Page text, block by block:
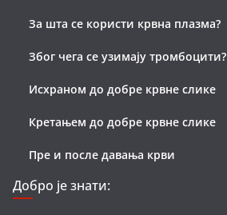
За шта се користи крвна плазма?
Због чега се узимају тромбоцити?
Исхраном до добре крвне слике
Кретањем до добре крвне слике
Пре и после давања крви
Добро је знати: